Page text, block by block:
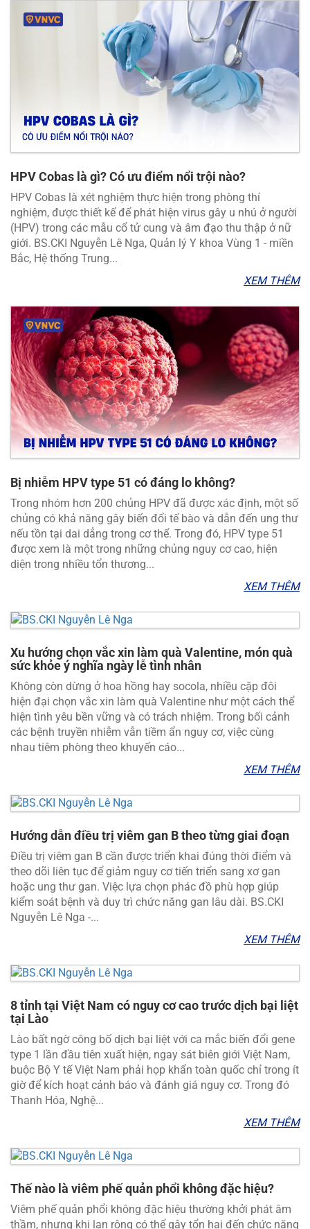
HPV Cobas là gì? Có ưu điểm nổi trội nào?
HPV Cobas là xét nghiệm thực hiện trong phòng thí
nghiệm, được thiết kế để phát hiện virus gây u nhú ở người
(HPV) trong các mẫu cổ tử cung và âm đạo thu thập ở nữ
giới. BS.CKI Nguyễn Lê Nga, Quản lý Y khoa Vùng 1 - miền
Bắc, Hệ thống Trung...
XEM THÊM
Bị nhiễm HPV type 51 có đáng lo không?
Trong nhóm hơn 200 chủng HPV đã được xác định, một số
chủng có khả năng gây biến đổi tế bào và dẫn đến ung thư
nếu tồn tại dai dẳng trong cơ thể. Trong đó, HPV type 51
được xem là một trong những chủng nguy cơ cao, hiện
diện trong nhiều tổn thương...
XEM THÊM
Xu hướng chọn vắc xin làm quà Valentine, món quà
sức khỏe ý nghĩa ngày lễ tình nhân
Không còn dừng ở hoa hồng hay socola, nhiều cặp đôi
hiện đại chọn vắc xin làm quà Valentine như một cách thể
hiện tình yêu bền vững và có trách nhiệm. Trong bối cảnh
các bệnh truyền nhiễm vẫn tiềm ẩn nguy cơ, việc cùng
nhau tiêm phòng theo khuyến cáo...
XEM THÊM
Hướng dẫn điều trị viêm gan B theo từng giai đoạn
Điều trị viêm gan B cần được triển khai đúng thời điểm và
theo dõi liên tục để giảm nguy cơ tiến triển sang xơ gan
hoặc ung thư gan. Việc lựa chọn phác đồ phù hợp giúp
kiểm soát bệnh và duy trì chức năng gan lâu dài. BS.CKI
Nguyễn Lê Nga -...
XEM THÊM
8 tỉnh tại Việt Nam có nguy cơ cao trước dịch bại liệt
tại Lào
Lào bất ngờ công bố dịch bại liệt với ca mắc biến đổi gene
type 1 lần đầu tiên xuất hiện, ngay sát biên giới Việt Nam,
buộc Bộ Y tế Việt Nam phải họp khẩn toàn quốc chỉ trong ít
giờ để kích hoạt cảnh báo và đánh giá nguy cơ. Trong đó
Thanh Hóa, Nghệ...
XEM THÊM
Thế nào là viêm phế quản phổi không đặc hiệu?
Viêm phế quản phổi không đặc hiệu thường khởi phát âm
thầm, nhưng khi lan rộng có thể gây tổn hại đến chức năng